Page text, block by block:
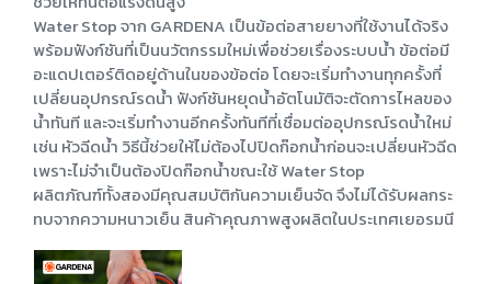
Water Stop จาก GARDENA เป็นข้อต่อสายยางที่ใช้งานได้จริง
พร้อมฟังก์ชันที่เป็นนวัตกรรมใหม่เพื่อช่วยเรื่องระบบน้ำ ข้อต่อมี
อะแดปเตอร์ติดอยู่ด้านในของข้อต่อ โดยจะเริ่มทำงานทุกครั้งที่
เปลี่ยนอุปกรณ์รดน้ำ ฟังก์ชันหยุดน้ำอัตโนมัติจะตัดการไหลของ
น้ำทันที และจะเริ่มทำงานอีกครั้งทันทีที่เชื่อมต่ออุปกรณ์รดน้ำใหม่
เช่น หัวฉีดน้ำ วิธีนี้ช่วยให้ไม่ต้องไปปิดก๊อกน้ำก่อนจะเปลี่ยนหัวฉีด
เพราะไม่จำเป็นต้องปิดก๊อกน้ำขณะใช้ Water Stop
ผลิตภัณฑ์ทั้งสองมีคุณสมบัติกันความเย็นจัด จึงไม่ได้รับผลกระ
ทบจากความหนาวเย็น สินค้าคุณภาพสูงผลิตในประเทศเยอรมนี